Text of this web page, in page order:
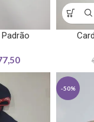
-50%